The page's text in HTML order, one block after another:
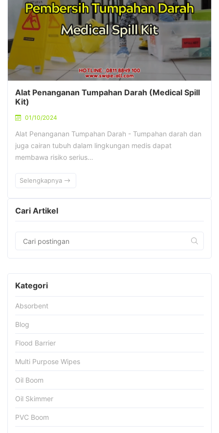
Alat Penanganan Tumpahan Darah (Medical Spill
Kit)
01/10/2024
Alat Penanganan Tumpahan Darah - Tumpahan darah dan
juga cairan tubuh dalam lingkungan medis dapat
membawa risiko serius…
Selengkapnya
Cari Artikel
Kategori
Absorbent
Blog
Flood Barrier
Multi Purpose Wipes
Oil Boom
Oil Skimmer
PVC Boom